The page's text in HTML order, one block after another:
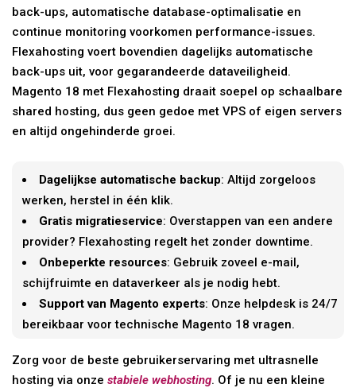
back-ups, automatische database-optimalisatie en
continue monitoring voorkomen performance-issues.
Flexahosting voert bovendien dagelijks automatische
back-ups uit, voor gegarandeerde dataveiligheid.
Magento 18 met Flexahosting draait soepel op schaalbare
shared hosting, dus geen gedoe met VPS of eigen servers
en altijd ongehinderde groei.
Dagelijkse automatische backup: Altijd zorgeloos
werken, herstel in één klik.
Gratis migratieservice: Overstappen van een andere
provider? Flexahosting regelt het zonder downtime.
Onbeperkte resources: Gebruik zoveel e-mail,
schijfruimte en dataverkeer als je nodig hebt.
Support van Magento experts: Onze helpdesk is 24/7
bereikbaar voor technische Magento 18 vragen.
Zorg voor de beste gebruikerservaring met ultrasnelle
hosting via onzestabiele webhosting. Of je nu een kleine